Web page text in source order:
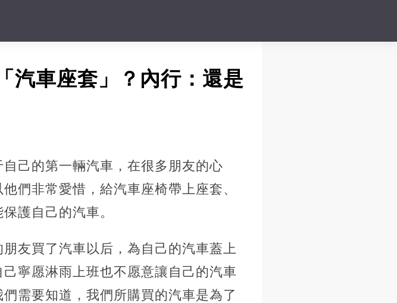
汽車座套」？內行：還是
己的第一輛汽車，在很多朋友的心
們非常愛惜，給汽車座椅帶上座套、
護自己的汽車。
友買了汽車以后，為自己的汽車蓋上
寧愿淋雨上班也不愿意讓自己的汽車
需要知道，我們所購買的汽車是為了